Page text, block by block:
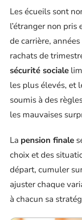
Les écueils sont
l’étranger non
de carrière,
rachats de
sécurité sociale
les plus élevés, et
soumis à des
les mauvaises
La pension finale
choix et des
départ, cumuler
ajuster chaque
à chacun sa